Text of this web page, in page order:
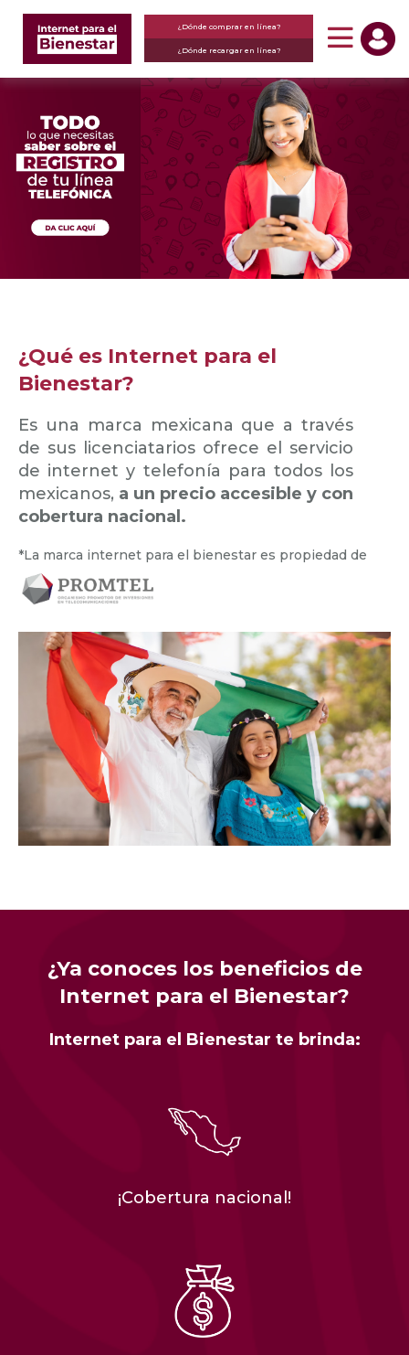
¿Dónde comprar en línea?
¿Dónde recargar en línea?
¿Qué es Internet para el
Bienestar?
Es una marca mexicana que a través
de sus licenciatarios ofrece el servicio
de internet y telefonía para todos los
mexicanos, a un precio accesible y con
cobertura nacional.
*La marca internet para el bienestar es propiedad de
¿Ya conoces los beneficios de
Internet para el Bienestar?
Internet para el Bienestar te brinda:
¡Cobertura nacional!